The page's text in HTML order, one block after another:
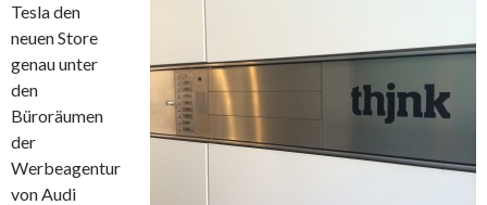
Tesla den
neuen Store
genau unter
den
Büroräumen
der
Werbeagentur
von Audi